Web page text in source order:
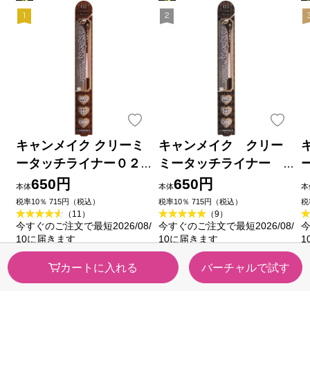
カートに入れる バーチャルで試す
キャンメイク クリーミ
ータッチライナー０２
ミディアムブラウン ＿
井田ラボラトリーズ
本体650円
税率10％ 715円（税込）
（11）
今すぐのご注文で最短2026/08/
10に届きます
キャンメイク クリー
ミータッチライナー
０３ ダークブラウン
＿ 井田ラボラトリーズ
本体650円
税率10％ 715円（税込）
（9）
今すぐのご注文で最短2026/08/
10に届きます
本
税